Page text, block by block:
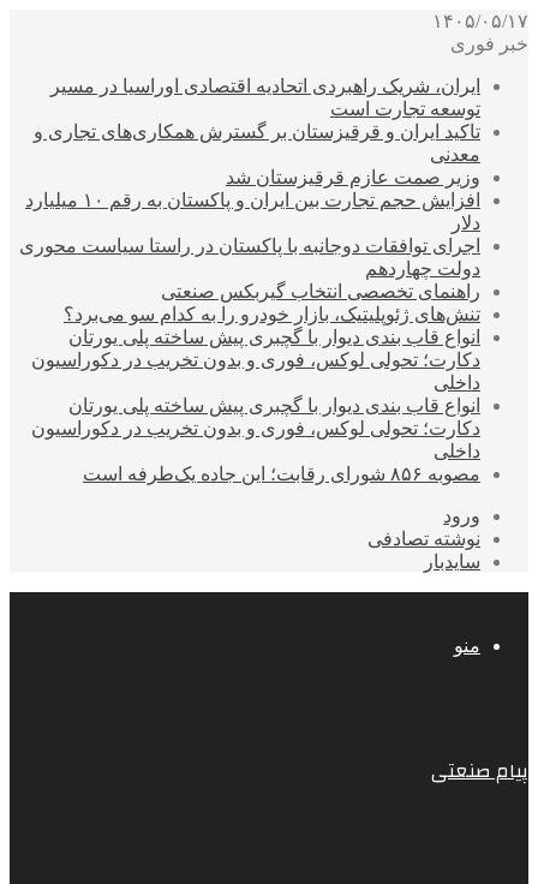
۱۴۰۵/۰۵/۱۷
خبر فوری
ایران، شریک راهبردی اتحادیه اقتصادی اوراسیا در مسیر
توسعه تجارت است
تاکید ایران و قرقیزستان بر گسترش همکاری‌های تجاری و
معدنی
وزیر صمت عازم قرقیزستان شد
افزایش حجم تجارت بین ایران و پاکستان به رقم ۱۰ میلیارد
دلار
اجرای توافقات دوجانبه با پاکستان در راستا سیاست محوری
دولت چهاردهم
راهنمای تخصصی انتخاب گیربکس صنعتی
تنش‌های ژئوپلیتیک، بازار خودرو را به کدام سو می‌برد؟
انواع قاب بندی دیوار با گچبری پیش ساخته پلی یورتان
دکارت؛ تحولی لوکس، فوری و بدون تخریب در دکوراسیون
داخلی
انواع قاب بندی دیوار با گچبری پیش ساخته پلی یورتان
دکارت؛ تحولی لوکس، فوری و بدون تخریب در دکوراسیون
داخلی
مصوبه ۸۵۶ شورای رقابت؛ این جاده یک‌طرفه است
ورود
نوشته تصادفی
سایدبار
منو
پیام صنعتی